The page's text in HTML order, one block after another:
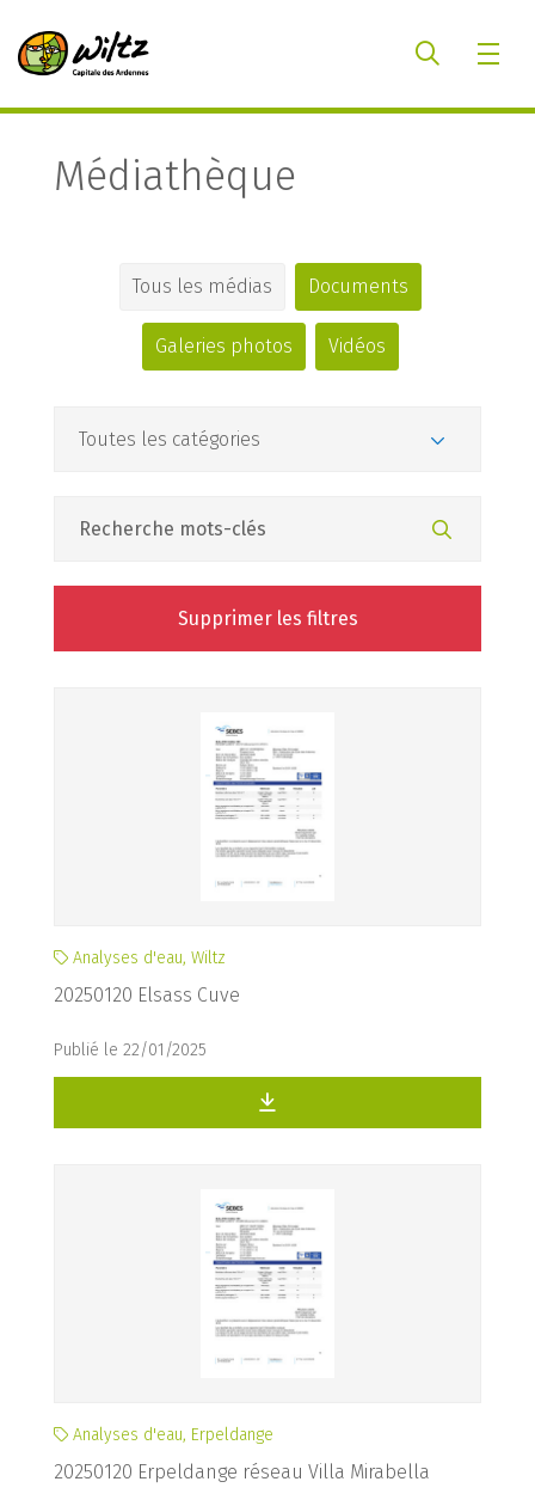
Médiathèque
Tous les médias Documents
Galeries photos Vidéos
Supprimer les filtres
Analyses d'eau, Wiltz
20250120 Elsass Cuve
Publié le 22/01/2025
Analyses d'eau, Erpeldange
20250120 Erpeldange réseau Villa Mirabella